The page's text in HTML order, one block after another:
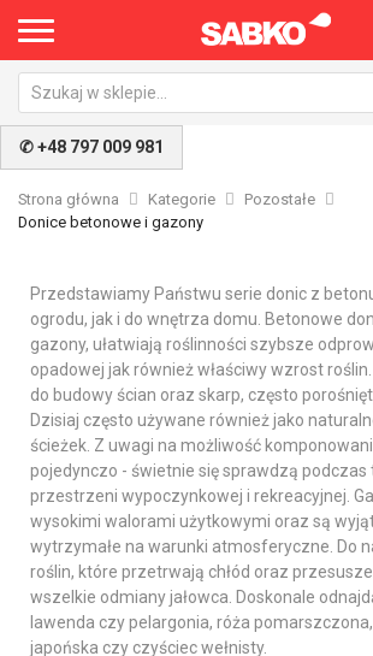
✆ +48 797 009 981
Strona główna Kategorie
Pozostałe
Donice betonowe i gazony
Przedstawiamy Państwu serie donic z
ogrodu, jak i do wnętrza domu. Betonowe
gazony, ułatwiają roślinności szybsze
opadowej jak również właściwy wzrost
do budowy ścian oraz skarp, często
Dzisiaj często używane również jako
ścieżek. Z uwagi na możliwość
pojedynczo - świetnie się sprawdzą podczas
przestrzeni wypoczynkowej i rekreacyjnej.
wysokimi walorami użytkowymi oraz są
wytrzymałe na warunki atmosferyczne. Do
roślin, które przetrwają chłód oraz
wszelkie odmiany jałowca. Doskonale
lawenda czy pelargonia, róża
japońska czy czyściec wełnisty.